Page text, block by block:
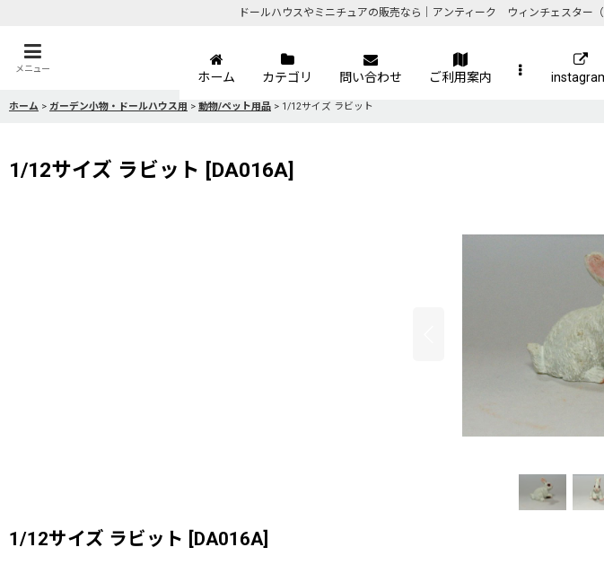
ドールハウスやミニチュアの販売なら｜アンティーク ウィンチェスター
メニュー
ホーム カテゴリ 問い合わせ ご利用案内
ホーム > ガーデン小物・ドールハウス用 > 動物/ペット用品 > 1/12サイズ ラビット
1/12サイズ ラビット [DA016A]
1/12サイズ ラビット [DA016A]